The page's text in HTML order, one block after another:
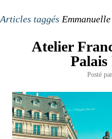
Articles taggés
Atelier
Palais
Posté par